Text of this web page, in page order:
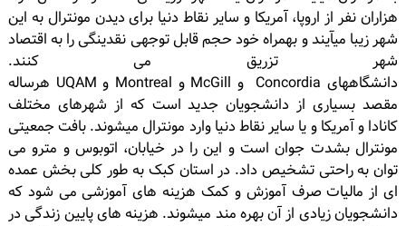
هزاران نفر از اروپا، آمریکا و سایر نقاط دنیا برای دیدن مونترال به این
شهر زیبا میآیند و بهمراه خود حجم قابل توجهی نقدینگی را به اقتصاد
شهر تزریق می کنند.
دانشگاههای Concordia و McGill و Montreal و UQAM هرساله
مقصد بسیاری از دانشجویان جدید است که از شهرهای مختلف
کانادا و آمریکا و یا سایر نقاط دنیا وارد مونترال میشوند. بافت جمعیتی
مونترال بشدت جوان است و این را در خیابان، اتوبوس و مترو می
توان به راحتی تشخیص داد. در استان کبک به طور کلی بخش عمده
ای از مالیات صرف آموزش و کمک هزینه های آموزشی می شود که
دانشجویان زیادی از آن بهره مند میشوند. هزینه های پایین زندگی در